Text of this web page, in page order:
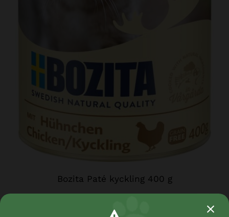
Bozita Paté kyckling 400 g